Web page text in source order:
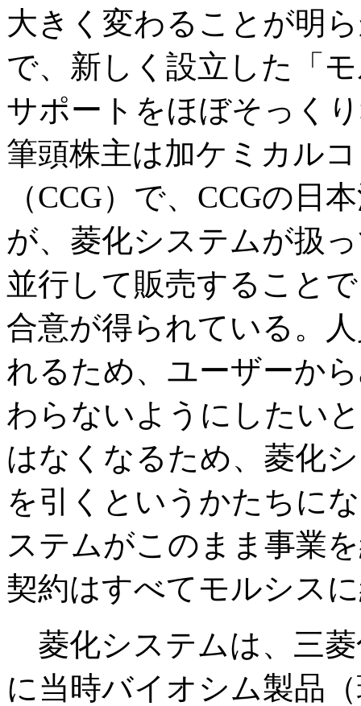
大きく変わることが明
で、新しく設立した「
サポートをほぼそっく
筆頭株主は加ケミカル
（CCG）で、CCGの日
が、菱化システムが扱
並行して販売すること
合意が得られている。
れるため、ユーザーか
わらないようにしたい
はなくなるため、菱化
を引くというかたちに
ステムがこのまま事業
契約はすべてモルシス
菱化システムは、三菱
に当時バイオシム製品